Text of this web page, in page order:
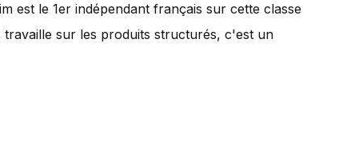
est le 1er indépendant français sur cette classe
travaille sur les produits structurés, c'est un